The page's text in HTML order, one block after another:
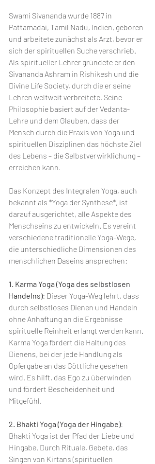
Swami Sivananda wurde 1887 in
Pattamadai, Tamil Nadu, Indien, geboren
und arbeitete zunächst als Arzt, bevor er
sich der spirituellen Suche verschrieb.
Als spiritueller Lehrer gründete er den
Sivananda Ashram in Rishikesh und die
Divine Life Society, durch die er seine
Lehren weltweit verbreitete. Seine
Philosophie basiert auf der Vedanta-
Lehre und dem Glauben, dass der
Mensch durch die Praxis von Yoga und
spirituellen Disziplinen das höchste Ziel
des Lebens – die Selbstverwirklichung –
erreichen kann.
Das Konzept des Integralen Yoga, auch
bekannt als *Yoga der Synthese*, ist
darauf ausgerichtet, alle Aspekte des
Menschseins zu entwickeln. Es vereint
verschiedene traditionelle Yoga-Wege,
die unterschiedliche Dimensionen des
menschlichen Daseins ansprechen:
1. Karma Yoga (Yoga des selbstlosen
Handelns): Dieser Yoga-Weg lehrt, dass
durch selbstloses Dienen und Handeln
ohne Anhaftung an die Ergebnisse
spirituelle Reinheit erlangt werden kann.
Karma Yoga fördert die Haltung des
Dienens, bei der jede Handlung als
Opfergabe an das Göttliche gesehen
wird. Es hilft, das Ego zu überwinden
und fördert Bescheidenheit und
Mitgefühl.
2. Bhakti Yoga (Yoga der Hingabe):
Bhakti Yoga ist der Pfad der Liebe und
Hingabe. Durch Rituale, Gebete, das
Singen von Kirtans (spirituellen